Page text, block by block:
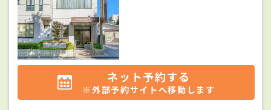
ネット予約する
※外部予約サイトへ移動します